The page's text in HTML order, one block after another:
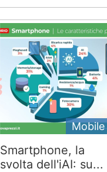
Mobile
Smartphone, la
svolta dell'iAI: su...